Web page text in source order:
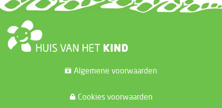
Algemene voorwaarden
Cookies voorwaarden